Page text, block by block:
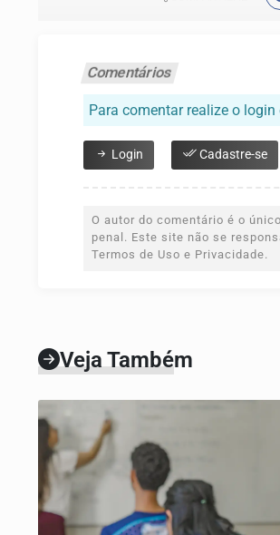
Comentários
Para comentar realize o
Login Cadastre-se
O autor do comentário é o
penal. Este site não se
Termos de Uso e Privacidade.
Veja Também